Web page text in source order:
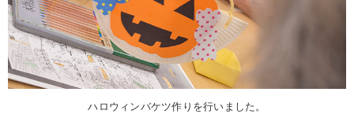
ハロウィンバケツ作りを行いました。